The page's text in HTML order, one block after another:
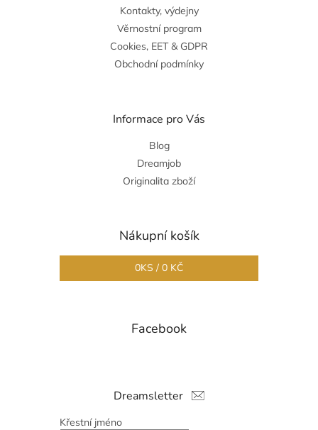
Kontakty, výdejny
Věrnostní program
Cookies, EET & GDPR
Obchodní podmínky
Informace pro Vás
Blog
Dreamjob
Originalita zboží
Nákupní košík
0KS / 0 KČ
Facebook
Dreamsletter
Křestní jméno